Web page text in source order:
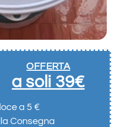
OFFERTA
a soli 39€
a 5 €
Consegna